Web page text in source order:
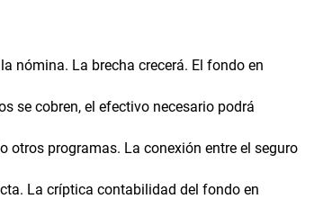
nómina. La brecha crecerá. El fondo en
se cobren, el efectivo necesario podrá
otros programas. La conexión entre el seguro
La críptica contabilidad del fondo en